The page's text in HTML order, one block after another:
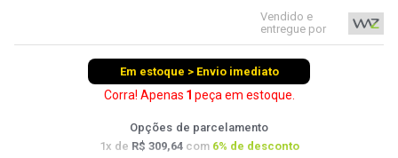
Vendido e
entregue por
Em estoque > Envio imediato
Corra! Apenas 1 peça em estoque.
Opções de parcelamento
1x de R$ 309,64com 6% de desconto
7º
jonsbo
8º
controle
10 º fractal